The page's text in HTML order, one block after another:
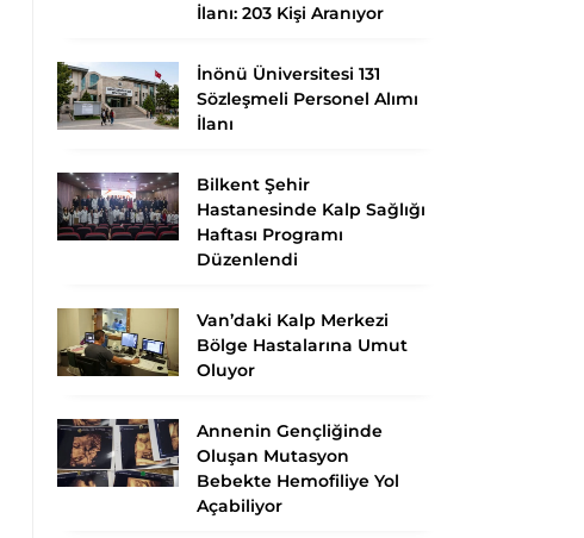
İlanı: 203 Kişi Aranıyor
İnönü Üniversitesi 131
Sözleşmeli Personel Alımı
İlanı
Bilkent Şehir
Hastanesinde Kalp Sağlığı
Haftası Programı
Düzenlendi
Van’daki Kalp Merkezi
Bölge Hastalarına Umut
Oluyor
Annenin Gençliğinde
Oluşan Mutasyon
Bebekte Hemofiliye Yol
Açabiliyor